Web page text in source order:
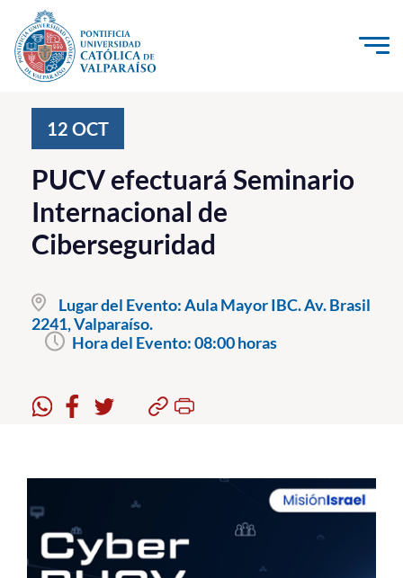
Click acá para ir directamente al contenido
Investigación, Creación e Innovación
PUCV Internacional
Vinculación con el Medio
Pregrado
Postgrado
Formación Continua
Funcionarios
Alumni
12 OCT
PUCV efectuará Seminario
Internacional de
Ciberseguridad
Lugar del Evento:Aula Mayor IBC. Av. Brasil
2241, Valparaíso.
Hora del Evento:08:00 horas